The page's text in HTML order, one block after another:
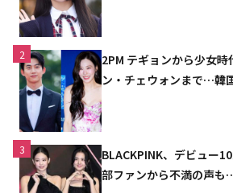
2
2PM テギョンから少女
ン・チェウォンまで…韓
3
BLACKPINK、デビュー
部ファンから不満の声